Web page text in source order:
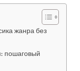
жанра без
пошаговый